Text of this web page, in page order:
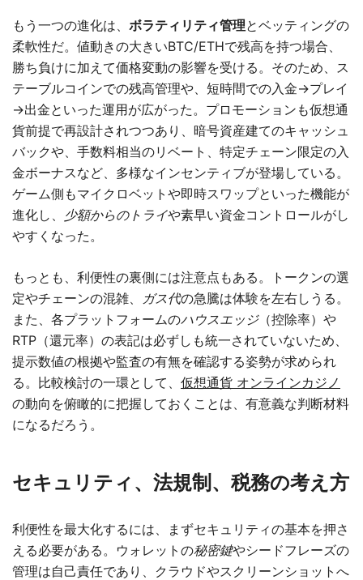
もう一つの進化は、 ボラティリティ管理とベッティングの
柔軟性だ。値動きの大きいBTC/ETHで残高を持つ場合、
勝ち負けに加えて価格変動の影響を受ける。そのため、ス
テーブルコインでの残高管理や、短時間での入金→プレイ
→出金といった運用が広がった。プロモーションも仮想通
貨前提で再設計されつつあり、暗号資産建てのキャッシュ
バックや、手数料相当のリベート、特定チェーン限定の入
金ボーナスなど、多様なインセンティブが登場している。
ゲーム側もマイクロベットや即時スワップといった機能が
進化し、 少額からのトライや素早い資金コントロールがし
やすくなった。
もっとも、利便性の裏側には注意点もある。トークンの選
定やチェーンの混雑、
ガス代の急騰は体験を左右しうる。
また、各プラットフォームのハウスエッジ（控除率）や
RTP（還元率）の表記は必ずしも統一されていないため、
提示数値の根拠や監査の有無を確認する姿勢が求められ
る。比較検討の一環として、 仮想通貨 オンラインカジノ
の動向を俯瞰的に把握しておくことは、有意義な判断材料
になるだろう。
セキュリティ、法規制、税務の考え方
利便性を最大化するには、まずセキュリティの基本を押さ
える必要がある。ウォレットの秘密鍵やシードフレーズの
管理は自己責任であり、クラウドやスクリーンショットへ